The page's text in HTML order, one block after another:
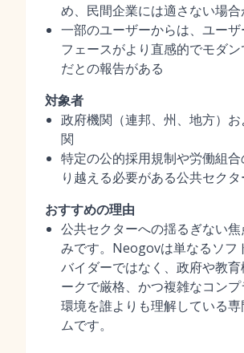
め、民間企業には適さない場合
一部のユーザーからは、ユー
フェースがより直感的でモダン
だとの報告がある
対象者
政府機関（連邦、州、地方）
関
特定の公的採用規制や労働組
り越える必要がある公共セク
おすすめの理由
公共セクターへの揺るぎない
みです。Neogovは単なるソフ
バイダーではなく、政府や教
ークで厳格、かつ複雑なコン
環境を誰よりも理解している
ムです。